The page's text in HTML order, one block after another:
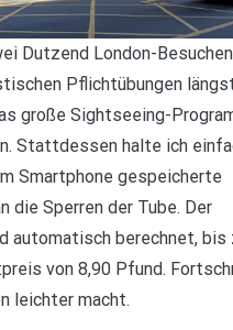
Dutzend London-
Pflichtübungen
große Sightseeing-
Stattdessen halte ich
Smartphone gespeicherte
die Sperren der Tube. Der
automatisch berechnet, bis
von 8,90 Pfund.
leichter macht.